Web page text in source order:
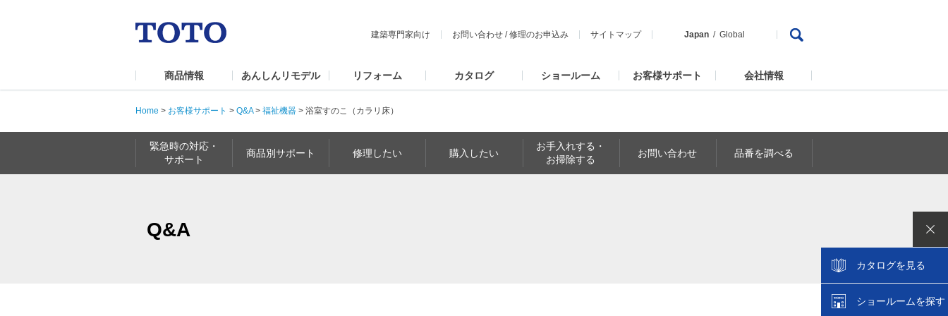
建築専門家向け お問い合わせ /修理のお申込み サイトマップ Japan Global
商品情報 あんしんリモデル リフォーム カタログ ショールーム お客様サポート 会社情報
Home > お客様サポート > Q&A> 福祉機器 > 浴室すのこ（カラリ床）
緊急時の対応・
サポート
商品別サポート 修理したい 購入したい
お手入れする・
お掃除する
お問い合わせ 品番を調べる
カタログを見る
ショールームを探す
Q&A